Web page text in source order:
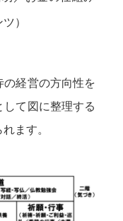
）
の経営の方向性を
て図に整理する
ます。